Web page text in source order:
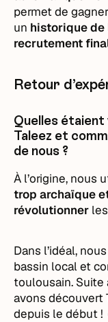
permet de
un historique de
recrutement
Retour
Quelles
Taleez et
de nous ?
À l’origine, nous
trop archaïque
révolutionner
Dans l’idéal,
bassin local et
toulousain. Suite
avons découvert
depuis le début !